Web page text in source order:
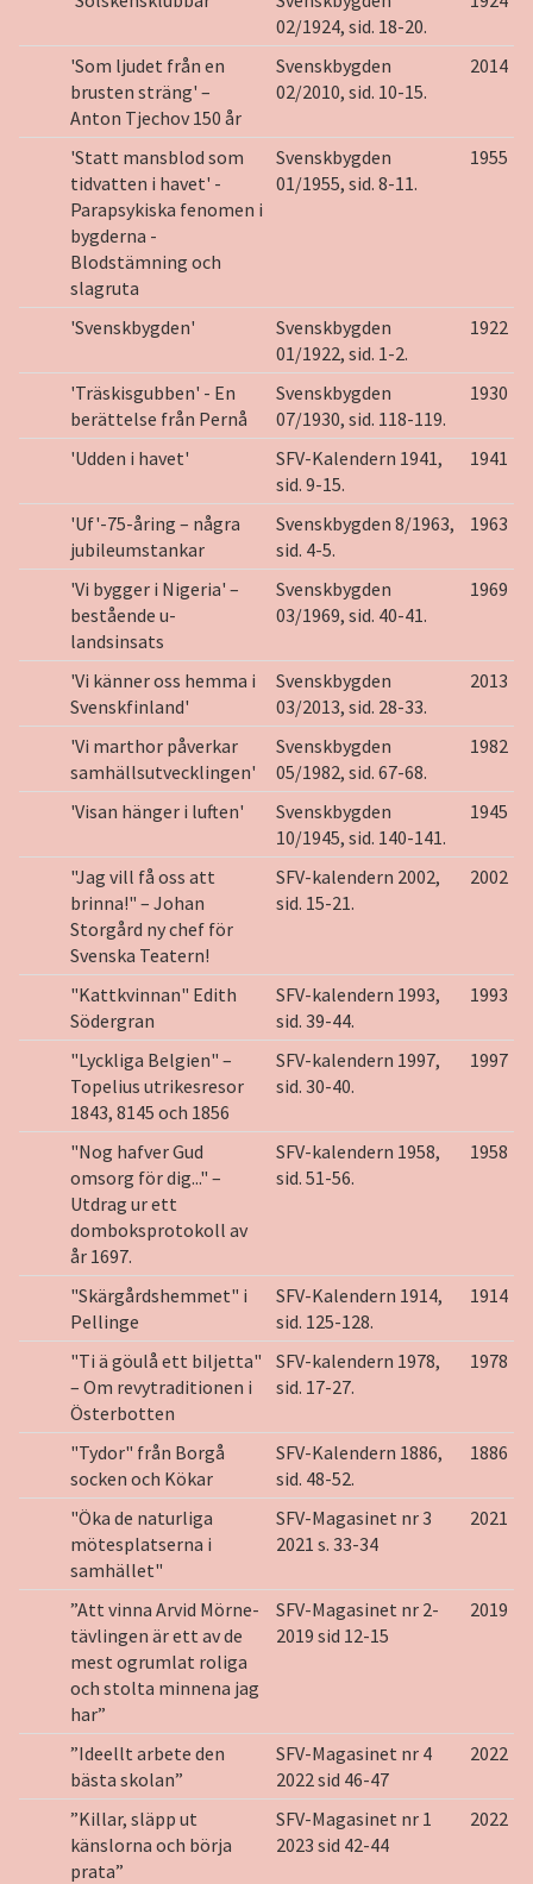
02/1924, sid. 18-20.
'Som ljudet från en
brusten sträng' –
Anton Tjechov 150 år
Svenskbygden
02/2010, sid. 10-15.
2014
'Statt mansblod som
tidvatten i havet' -
Parapsykiska fenomen i
bygderna -
Blodstämning och
slagruta
Svenskbygden
01/1955, sid. 8-11.
1955
'Svenskbygden'
Svenskbygden
01/1922, sid. 1-2.
1922
'Träskisgubben' - En
berättelse från Pernå
Svenskbygden
07/1930, sid. 118-119.
1930
'Udden i havet'
SFV-Kalendern 1941,
sid. 9-15.
1941
'Uf'-75-åring – några
jubileumstankar
Svenskbygden 8/1963,
sid. 4-5.
1963
'Vi bygger i Nigeria' –
bestående u-
landsinsats
Svenskbygden
03/1969, sid. 40-41.
1969
'Vi känner oss hemma i
Svenskfinland'
Svenskbygden
03/2013, sid. 28-33.
2013
'Vi marthor påverkar
samhällsutvecklingen'
Svenskbygden
05/1982, sid. 67-68.
1982
'Visan hänger i luften'
Svenskbygden
10/1945, sid. 140-141.
1945
"Jag vill få oss att
brinna!" – Johan
Storgård ny chef för
Svenska Teatern!
SFV-kalendern 2002,
sid. 15-21.
2002
"Kattkvinnan" Edith
Södergran
SFV-kalendern 1993,
sid. 39-44.
1993
"Lyckliga Belgien" –
Topelius utrikesresor
1843, 8145 och 1856
SFV-kalendern 1997,
sid. 30-40.
1997
"Nog hafver Gud
omsorg för dig..." –
Utdrag ur ett
domboksprotokoll av
år 1697.
SFV-kalendern 1958,
sid. 51-56.
1958
"Skärgårdshemmet" i
Pellinge
SFV-Kalendern 1914,
sid. 125-128.
1914
"Ti ä göulå ett biljetta"
– Om revytraditionen i
Österbotten
SFV-kalendern 1978,
sid. 17-27.
1978
"Tydor" från Borgå
socken och Kökar
SFV-Kalendern 1886,
sid. 48-52.
1886
"Öka de naturliga
mötesplatserna i
samhället"
SFV-Magasinet nr 3
2021 s. 33-34
2021
”Att vinna Arvid Mörne-
tävlingen är ett av de
mest ogrumlat roliga
och stolta minnena jag
har”
SFV-Magasinet nr 2-
2019 sid 12-15
2019
”Ideellt arbete den
bästa skolan”
SFV-Magasinet nr 4
2022 sid 46-47
2022
”Killar, släpp ut
känslorna och börja
prata”
SFV-Magasinet nr 1
2023 sid 42-44
2022